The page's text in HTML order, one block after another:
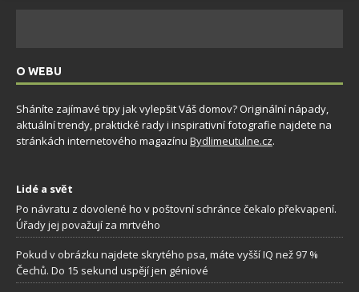
O WEBU
Sháníte zajímavé tipy jak vylepšit Váš domov? Originální nápady,
aktuální trendy, praktické rady i inspirativní fotografie najdete na
stránkách internetového magazínu Bydlimeutulne.cz.
Lidé a svět
Po návratu z dovolené ho v poštovní schránce čekalo překvapení.
Úřady jej považují za mrtvého
Pokud v obrázku najdete skrytého psa, máte vyšší IQ než 97 %
Čechů. Do 15 sekund uspějí jen géniové